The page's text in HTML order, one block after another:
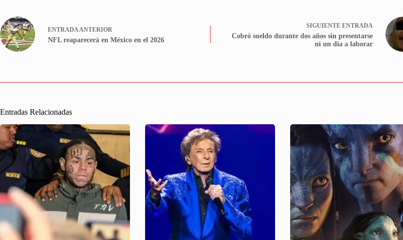
ENTRADAANTERIOR
NFL reaparecerá en México en el 2026
SIGUIENTE ENTRADA
Cobró sueldo durante dos años sin presentarse
ni un día a laborar
Entradas Relacionadas